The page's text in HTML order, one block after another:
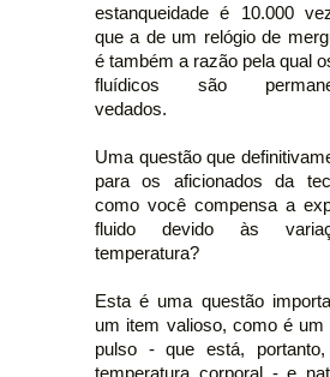
estanqueidade é 10.000
que a de um relógio de
é também a razão pela qual
fluídicos são
vedados.
Uma questão que
para os aficionados da
como você compensa a
fluido devido às
temperatura?
Esta é uma questão
um item valioso, como é um
pulso - que está,
temperatura corporal - e